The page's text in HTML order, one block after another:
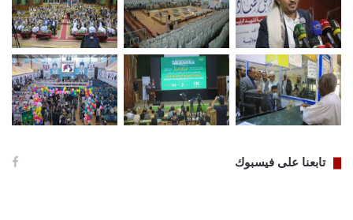
تابعنا على فيسبوك